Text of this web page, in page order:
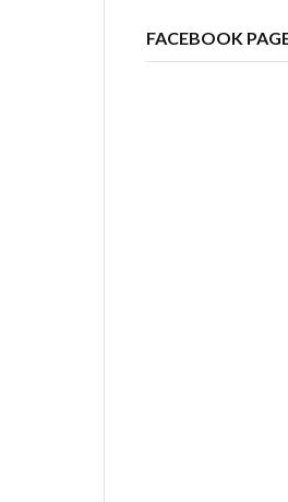
FACEBOOK